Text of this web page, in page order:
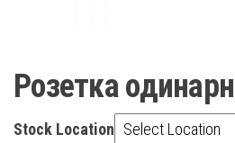
Розетка
Stock Location